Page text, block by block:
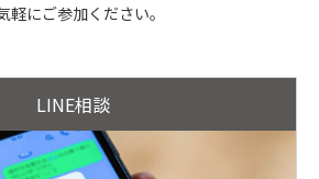
軽にご参加ください。
LINE相談